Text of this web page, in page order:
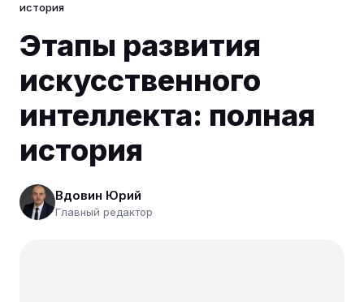
история
Этапы развития
искусственного
интеллекта: полная
история
Вдовин Юрий
Главный редактор